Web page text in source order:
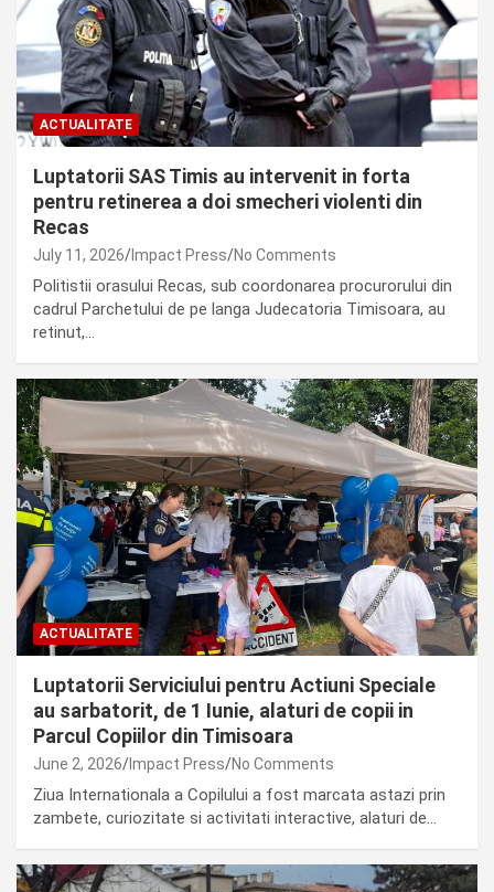
ACTUALITATE
Luptatorii SAS Timis au intervenit in forta
pentru retinerea a doi smecheri violenti din
Recas
July 11, 2026 Impact Press No Comments
Politistii orasului Recas, sub coordonarea procurorului din
cadrul Parchetului de pe langa Judecatoria Timisoara, au
retinut,…
ACTUALITATE
Luptatorii Serviciului pentru Actiuni Speciale
au sarbatorit, de 1 Iunie, alaturi de copii in
Parcul Copiilor din Timisoara
June 2, 2026 Impact Press No Comments
Ziua Internationala a Copilului a fost marcata astazi prin
zambete, curiozitate si activitati interactive, alaturi de…